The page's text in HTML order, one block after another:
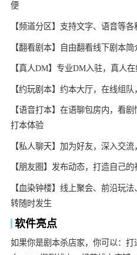
便
【频道分区】支持文字、语音等
【翻看剧本】自由翻看线下剧本
【真人DM】专业DM入驻，真人
【约玩剧本】约本大厅，在线组队
【语音打本】在语聊包房内，看
打本体验
【私人聊天】加为好友，深入交
【朋友圈】发布动态，打造自己的
【血染钟楼】线上聚会、前沿玩
转随时发生
软件亮点
如果你是剧本杀店家，你可以：